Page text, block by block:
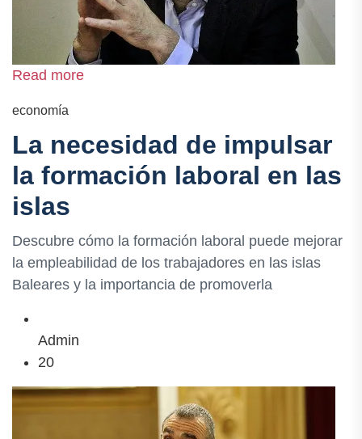
Read more
economía
La necesidad de impulsar
la formación laboral en las
islas
Descubre cómo la formación laboral puede mejorar
la empleabilidad de los trabajadores en las islas
Baleares y la importancia de promoverla
Admin
20